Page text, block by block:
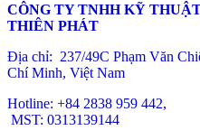
CÔNG TY TNHH KỸ
THIÊN PHÁT
Địa chỉ: 237/49C Phạm Văn
Chí Minh, Việt Nam
Hotline: +84 2838 959
MST: 0313139144